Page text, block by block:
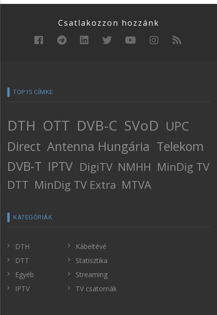
Csatlakozzon hozzánk
TOP15 CÍMKE
DTH OTT DVB-C SVoD UPC
Direct Antenna Hungária Telekom
DVB-T IPTV DigiTV NMHH MinDig TV
DTT MinDig TV Extra MTVA
KATEGÓRIÁK
DTH
DTT
Egyéb
IPTV
Kábeltévé
Statisztika
Streaming
TV csatornák